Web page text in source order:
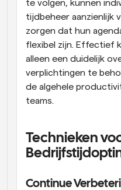
te volgen, kunnen
tijdbeheer aanzienlijk
zorgen dat hun
flexibel zijn. Effectief
alleen een duidelijk
verplichtingen te
de algehele
teams.
Technieken
Continue